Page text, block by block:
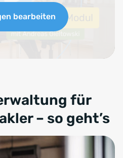
bearbeiten
für
– so geht’s